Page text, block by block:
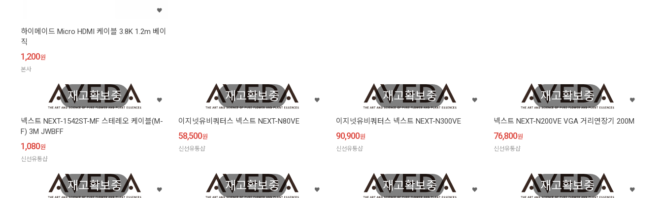
하이메이드 Micro HDMI 케이블 3.8K 1.2m 베이
직
1,200원
본사
재고확보중
넥스트 NEXT-1542ST-MF 스테레오 케이블(M-
F) 3M JWBFF
1,080원
신선유통샵
재고확보중
이지넷유비쿼터스 넥스트 NEXT-N80VE
58,500원
신선유통샵
재고확보중
이지넷유비쿼터스 넥스트 NEXT-N300VE
90,900원
신선유통샵
재고확보중
넥스트 NEXT-N200VE VGA 거리연장기 200M
76,800원
신선유통샵
재고확보중 재고확보중 재고확보중 재고확보중